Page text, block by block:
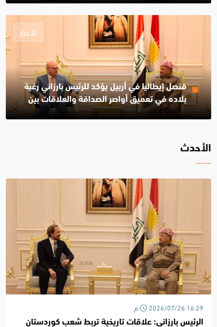
الأخبار
قنصل إيطاليا في أربيل يؤكد للرئيس بارزاني رغبة
بلاده في تعميق أواصر الصداقة والعلاقات بين
الأحدث
2026/07/26 16:29 م
الرئيس بارزاني: علاقات تاريخية تربط شعب كوردستان